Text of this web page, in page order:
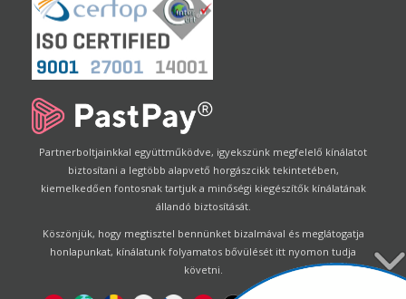
Partnerboltjainkkal együttműködve, igyekszünk megfelelő kínálatot
biztosítani a legtöbb alapvető horgászcikk tekintetében,
kiemelkedően fontosnak tartjuk a minőségi kiegészítők kínálatának
állandó biztosítását.
Köszönjük, hogy megtisztel bennünket bizalmával és meglátogatja
honlapunkat, kínálatunk folyamatos bővülését itt nyomon tudja
követni.